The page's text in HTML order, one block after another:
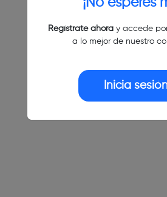
¡No esperes
Regístrate ahoray accede
a lo mejor de nuestro
Inicia